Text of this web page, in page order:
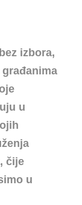
izbora,
u
čije
u